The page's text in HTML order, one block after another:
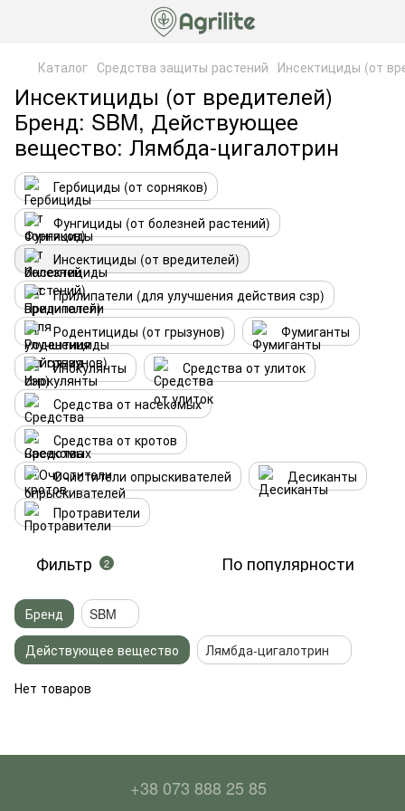
Каталог Средства защиты растений Инсектициды (от
Инсектициды (от вредителей)
Бренд: SBM, Действующее
вещество: Лямбда-цигалотрин
Гербициды (от сорняков)
Фунгициды (от болезней растений)
Инсектициды (от вредителей)
Прилипатели (для улучшения действия сзр)
Родентициды (от грызунов)
Фумиганты
Инокулянты
Средства от улиток
Средства от насекомых
Средства от кротов
Очистители опрыскивателей
Десиканты
Протравители
Фильтр 2 По популярности
Бренд
SBM
Действующее вещество
Лямбда-цигалотрин
Нет товаров
+38 073 888 25 85